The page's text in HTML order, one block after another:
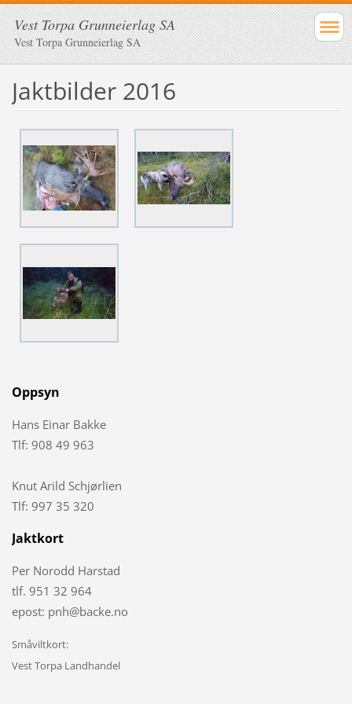
Vest Torpa Grunneierlag SA
Vest Torpa Grunneierlag SA
Jaktbilder 2016
Oppsyn
Hans Einar Bakke
Tlf: 908 49 963
Knut Arild Schjørlien
Tlf: 997 35 320
Jaktkort
Per Norodd Harstad
tlf. 951 32 964
epost: pnh@backe.no
Småviltkort:
Vest Torpa Landhandel